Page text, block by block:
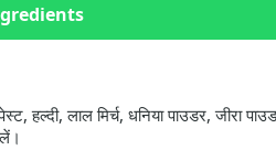
हल्दी, लाल मिर्च, धनिया पाउडर, जीरा